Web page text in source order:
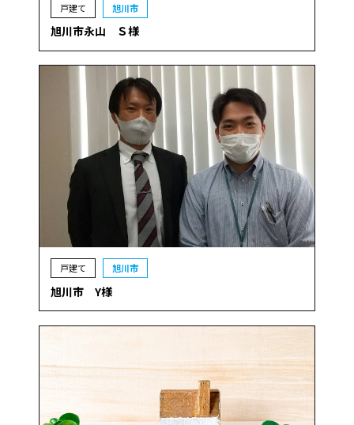
戸建て 旭川市
旭川市永山 Ｓ様
戸建て 旭川市
旭川市 Y様